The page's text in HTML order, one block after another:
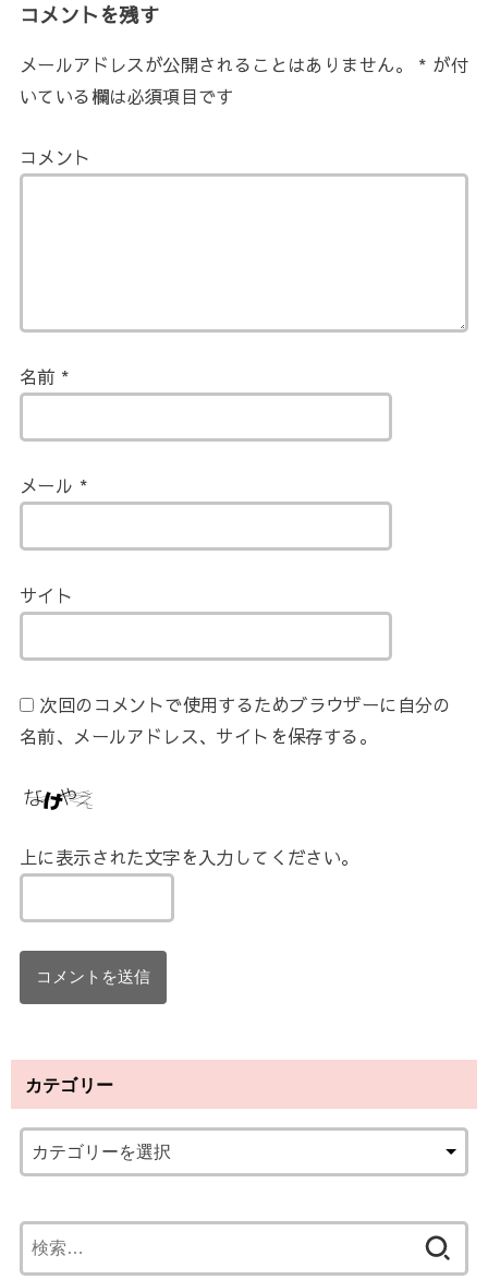
コメントを残す
メールアドレスが公開されることはありません。 * が付
いている欄は必須項目です
コメント
名前 *
メール *
サイト
次回のコメントで使用するためブラウザーに自分の
名前、メールアドレス、サイトを保存する。
上に表示された文字を入力してください。
カテゴリー
索